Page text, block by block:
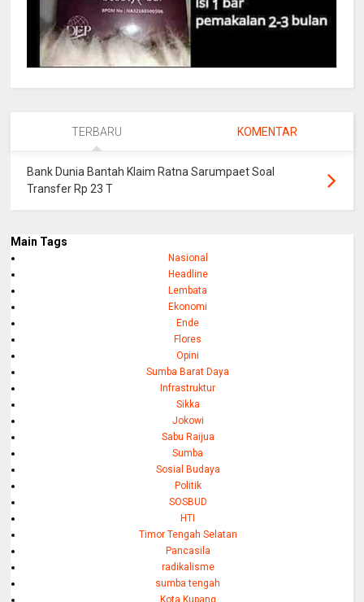
TERBARU KOMENTAR
Bank Dunia Bantah Klaim Ratna Sarumpaet Soal
Transfer Rp 23 T
Main Tags
Nasional
Headline
Lembata
Ekonomi
Ende
Flores
Opini
Sumba Barat Daya
Infrastruktur
Sikka
Jokowi
Sabu Raijua
Sumba
Sosial Budaya
Politik
SOSBUD
HTI
Timor Tengah Selatan
Pancasila
radikalisme
sumba tengah